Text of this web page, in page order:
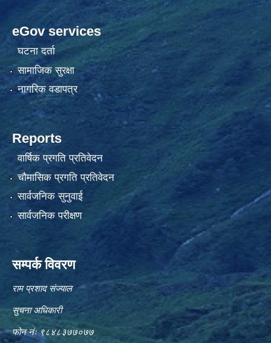
eGov services
घटना दर्ता
सामाजिक सुरक्षा
नागरिक वडापत्र
Reports
वार्षिक प्रगति प्रतिवेदन
चौमासिक प्रगति प्रतिवेदन
सार्वजनिक सुनुवाई
सार्वजनिक परीक्षण
सम्पर्क विवरण
राम प्रशाद संज्याल
सुचना अधिकारी
फोन नंः ९८४८३७७०७७